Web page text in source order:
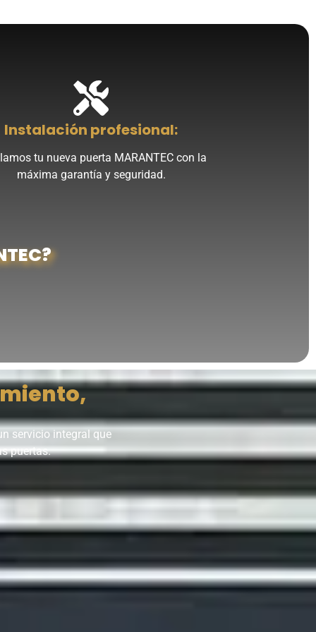
Instalación profesional:
tu nueva puerta MARANTEC con la
máxima garantía y seguridad.
servicio integral que
puertas.